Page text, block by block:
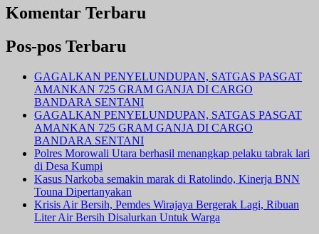
Komentar Terbaru
Pos-pos Terbaru
GAGALKAN PENYELUNDUPAN, SATGAS PASGAT
AMANKAN 725 GRAM GANJA DI CARGO
BANDARA SENTANI
GAGALKAN PENYELUNDUPAN, SATGAS PASGAT
AMANKAN 725 GRAM GANJA DI CARGO
BANDARA SENTANI
Polres Morowali Utara berhasil menangkap pelaku tabrak lari
di Desa Kumpi
Kasus Narkoba semakin marak di Ratolindo, Kinerja BNN
Touna Dipertanyakan
Krisis Air Bersih, Pemdes Wirajaya Bergerak Lagi, Ribuan
Liter Air Bersih Disalurkan Untuk Warga